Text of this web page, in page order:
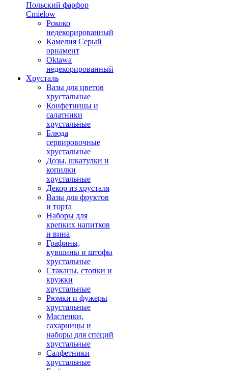
Польский фарфор
Сmielow
Рококо
недекорированный
Камелия Серый
орнамент
Oktawa
недекорированный
Хрусталь
Вазы для цветов
хрустальные
Конфетницы и
салатники
хрустальные
Блюда
сервировочные
хрустальные
Дозы, шкатулки и
копилки
хрустальные
Декор из хрусталя
Вазы для фруктов
и торта
Наборы для
крепких напитков
и вина
Графины,
кувшины и штофы
хрустальные
Стаканы, стопки и
кружки
хрустальные
Рюмки и фужеры
хрустальные
Масленки,
сахарницы и
наборы для специй
хрустальные
Салфетники
хрустальные